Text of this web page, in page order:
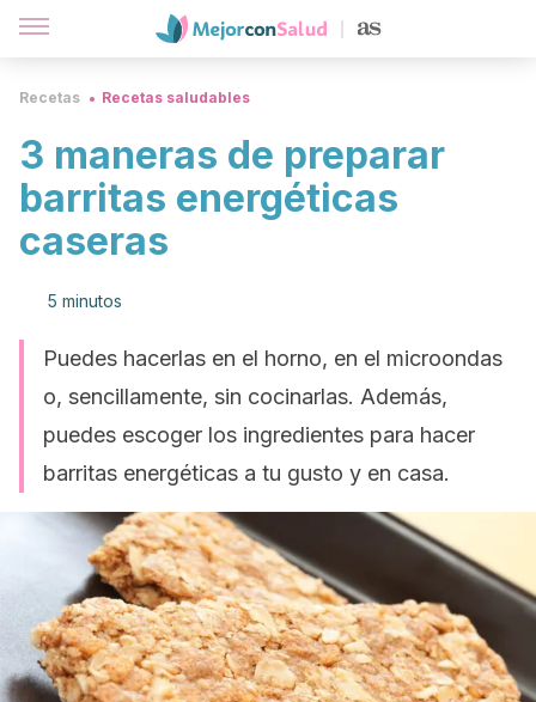
Recetas Recetas saludables
3 maneras de preparar
barritas energéticas
caseras
5 minutos
Puedes hacerlas en el horno, en el microondas
o, sencillamente, sin cocinarlas. Además,
puedes escoger los ingredientes para hacer
barritas energéticas a tu gusto y en casa.